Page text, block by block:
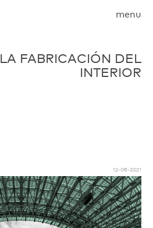
menu
LA FABRICACIÓN DEL
INTERIOR
12-08-2021